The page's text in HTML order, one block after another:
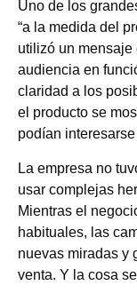
Uno de los
“a la medida del
utilizó un mensaje
audiencia en
claridad a los
el producto se
podían
La empresa no
usar complejas
Mientras el
habituales, las
nuevas miradas y
venta. Y la cosa